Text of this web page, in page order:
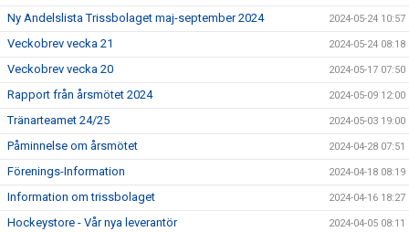
Ny Andelslista Trissbolaget maj-september 2024 2024-05-24 10:57
Veckobrev vecka 21 2024-05-24 08:18
Veckobrev vecka 20 2024-05-17 07:50
Rapport från årsmötet 2024 2024-05-09 12:00
Tränarteamet 24/25 2024-05-03 19:00
Påminnelse om årsmötet 2024-04-28 07:51
Förenings-Information 2024-04-18 08:19
Information om trissbolaget 2024-04-16 18:27
Hockeystore - Vår nya leverantör 2024-04-05 08:11